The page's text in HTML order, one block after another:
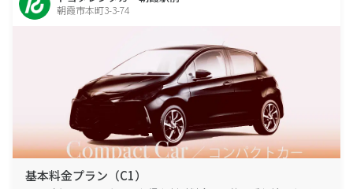
朝霞市本町3-3-74
基本料金プラン（C1）